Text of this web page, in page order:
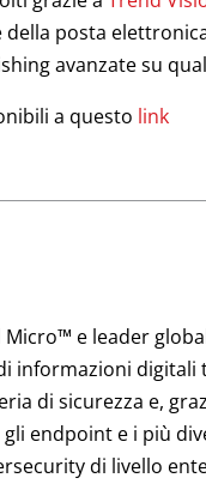
posta
avanzate su
a questo link
e leader
informazioni
di sicurezza e,
gli endpoint e i più
di livello